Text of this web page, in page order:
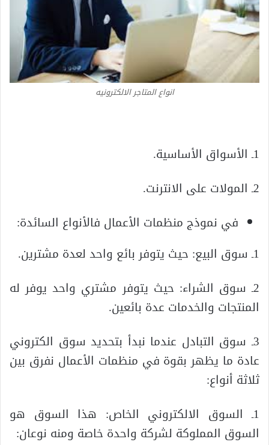
انواع المتاجر الالكترونيه
1ـ الأسواق الأساسية.
2ـ المولات على الانترنت.
في نموذج منظمات الأعمال فالأنواع السائدة:
1ـ سوق البيع: حيث يتوفر بائع واحد لعدة مشترين.
2ـ سوق الشراء: حيث يتوفر مشتري واحد يوفر له
المنتجات والخدمات عدة بائعين.
3ـ سوق التبادل عندما نبدأ بتحديد سوق الكتروني
عادة ما يظهر بقوة في منظمات الأعمال نفرق بين
ثلاثة أنواع:
1ـ السوق الالكتروني الخاص: هذا السوق هو
السوق المملوكة لشركة واحدة خاصة ومنه نوعان: